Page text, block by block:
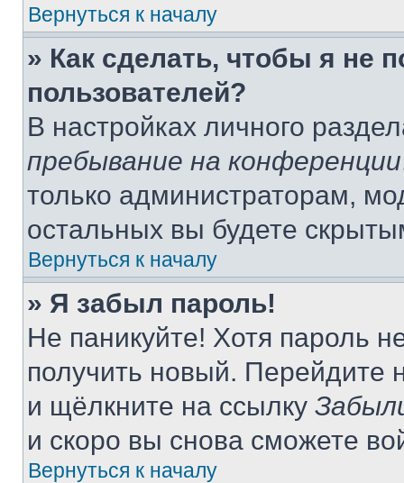
Вернуться к началу
» Как сделать, чтобы я не
пользователей?
В настройках личного
пребывание на конференции
только администраторам,
остальных вы будете
Вернуться к началу
» Я забыл пароль!
Не паникуйте! Хотя пароль
получить новый. Перейдите
и щёлкните на ссылку
и скоро вы снова сможете
Вернуться к началу